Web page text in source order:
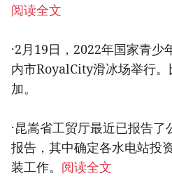
阅读全文
·2月19日，2022年国家青少
内市RoyalCity滑冰场举行
加。
·昆嵩省工贸厅最近已报告
报告，其中确定各水电站投
装工作。 阅读全文